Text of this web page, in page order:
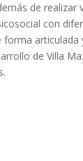
de realizar
con
forma articulada
de Villa